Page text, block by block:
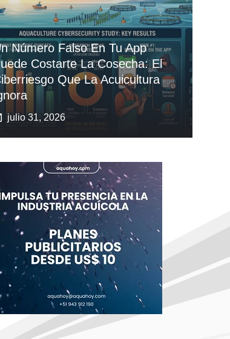
Número Falso En Tu App
Costarte La Cosecha: El
Que La Acuicultura
julio 31, 2026